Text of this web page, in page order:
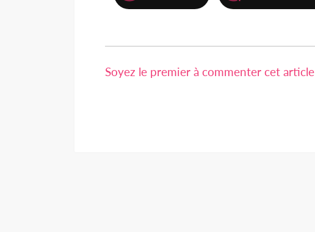
Soyez le premier à commenter cet article